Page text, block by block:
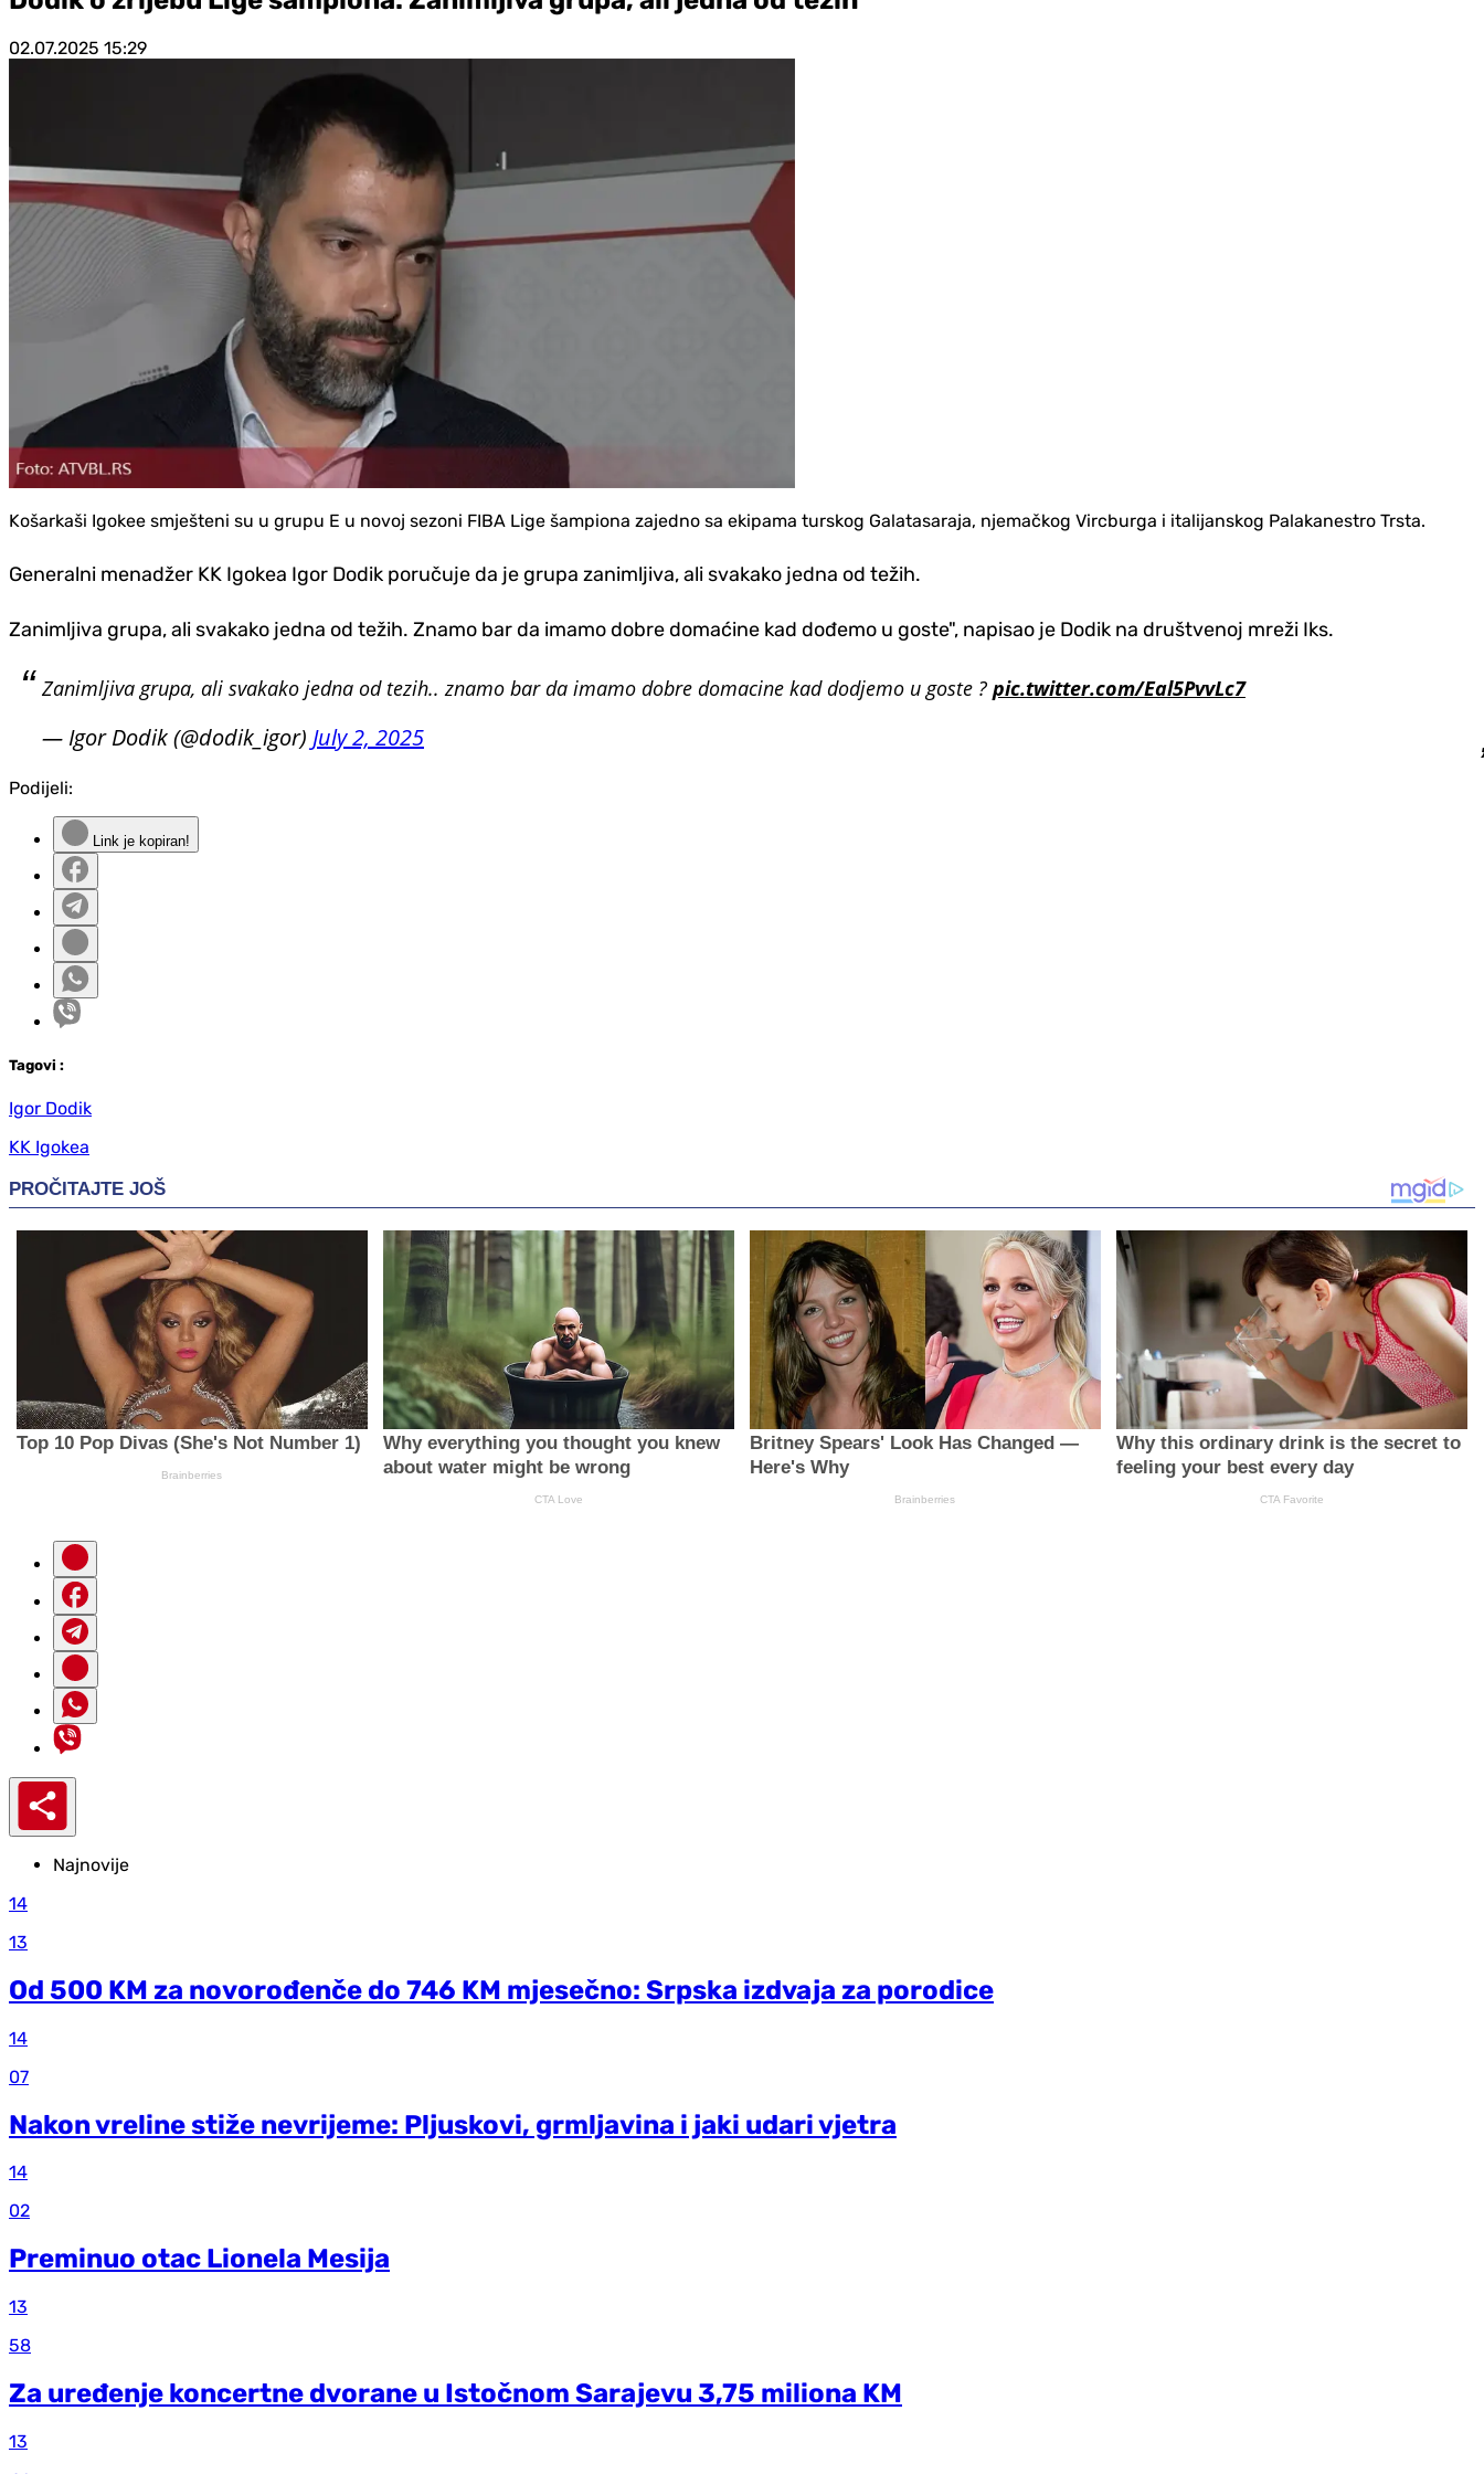
02.07.2025 15:29
Košarkaši Igokee smješteni su u grupu E u novoj sezoni FIBA Lige šampiona zajedno sa ekipama turskog Galatasaraja, njemačkog Vircburga i italijanskog Palakanestro Trsta.
Generalni menadžer KK Igokea Igor Dodik poručuje da je grupa zanimljiva, ali svakako jedna od težih.
Zanimljiva grupa, ali svakako jedna od težih. Znamo bar da imamo dobre domaćine kad dođemo u goste", napisao je Dodik na društvenoj mreži Iks.
Zanimljiva grupa, ali svakako jedna od tezih.. znamo bar da imamo dobre domacine kad dodjemo u goste ? pic.twitter.com/Eal5PvvLc7
— Igor Dodik (@dodik_igor) July 2, 2025
Podijeli:
Link je kopiran!
Tagovi :
Igor Dodik
KK Igokea
Najnovije
14
13
Od 500 KM za novorođenče do 746 KM mjesečno: Srpska izdvaja za porodice
14
07
Nakon vreline stiže nevrijeme: Pljuskovi, grmljavina i jaki udari vjetra
14
02
Preminuo otac Lionela Mesija
13
58
Za uređenje koncertne dvorane u Istočnom Sarajevu 3,75 miliona KM
13